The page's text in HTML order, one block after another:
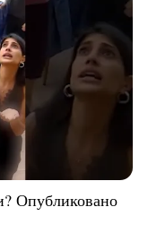
Опубликовано